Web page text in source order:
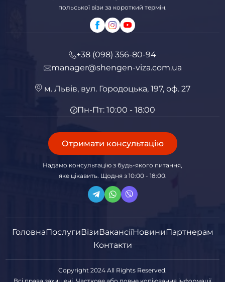
польської візи за короткий термін.
+38 (098) 356-80-94
manager@shengen-viza.com.ua
м. Львів, вул. Городоцька, 197, оф. 27
Пн-Пт: 10:00 - 18:00
Отримати консультацію
Надамо консультацію з будь-якого питання,
яке цікавить. Щодня з 10:00 - 18:00.
ГоловнаПослугиВізиВакансіїНовиниПартнерам
Контакти
Copyright 2024 All Rights Reserved.